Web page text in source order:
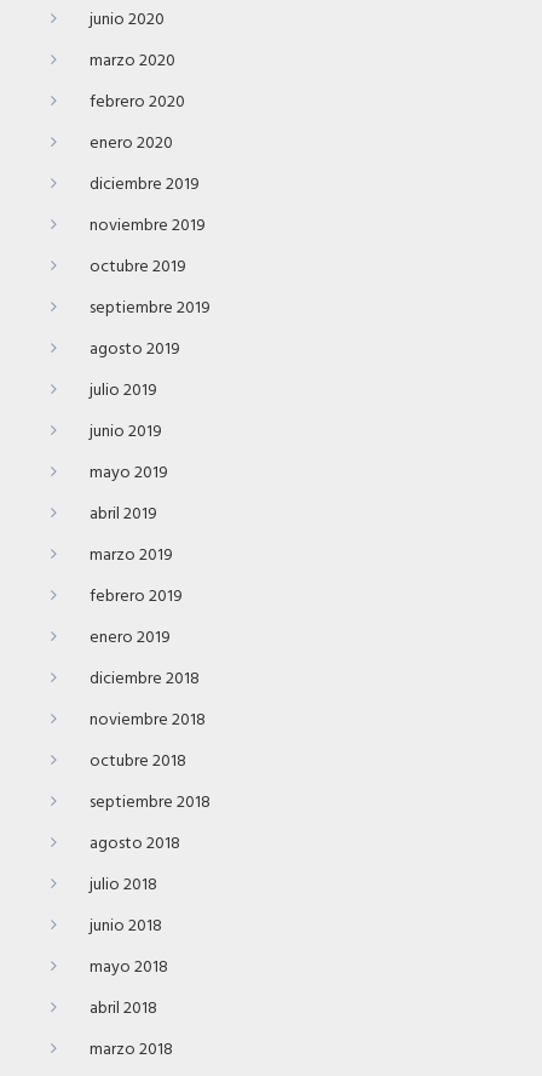
junio 2020
marzo 2020
febrero 2020
enero 2020
diciembre 2019
noviembre 2019
octubre 2019
septiembre 2019
agosto 2019
julio 2019
junio 2019
mayo 2019
abril 2019
marzo 2019
febrero 2019
enero 2019
diciembre 2018
noviembre 2018
octubre 2018
septiembre 2018
agosto 2018
julio 2018
junio 2018
mayo 2018
abril 2018
marzo 2018